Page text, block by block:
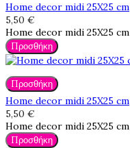
Home decor midi 25X25 cm
5,50 €
Home decor midi 25X25 cm
Προσθήκη
Προσθήκη
Home decor midi 25X25 cm
5,50 €
Home decor midi 25X25 cm
Προσθήκη